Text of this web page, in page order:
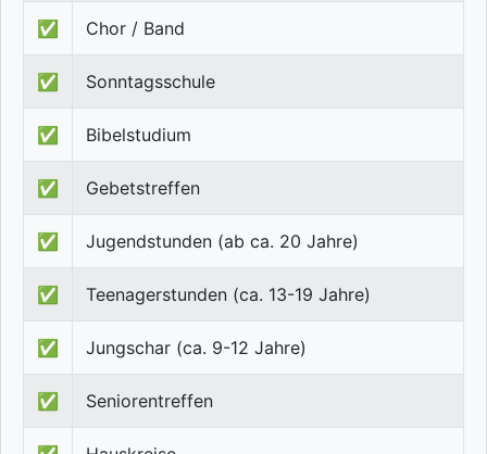
✅ Chor / Band
✅ Sonntagsschule
✅ Bibelstudium
✅ Gebetstreffen
✅ Jugendstunden (ab ca. 20 Jahre)
✅ Teenagerstunden (ca. 13-19 Jahre)
✅ Jungschar (ca. 9-12 Jahre)
✅ Seniorentreffen